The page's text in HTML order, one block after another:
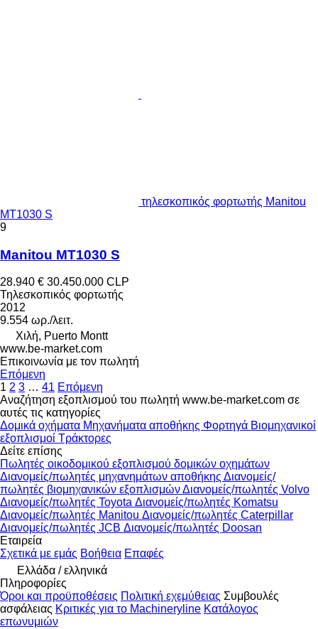
τηλεσκοπικός φορτωτής Manitou
MT1030 S
9
Manitou MT1030 S
28.940 € 30.450.000 CLP
Τηλεσκοπικός φορτωτής
2012
9.554 ωρ./λειτ.
Χιλή, Puerto Montt
www.be-market.com
Επικοινωνία με τον πωλητή
Επόμενη
1 2 3 … 41 Επόμενη
Αναζήτηση εξοπλισμού του πωλητή www.be-market.com σε
αυτές τις κατηγορίες
Δομικά οχήματα Μηχανήματα αποθήκης Φορτηγά Βιομηχανικοί
εξοπλισμοί Τράκτορες
Δείτε επίσης
Πωλητές οικοδομικού εξοπλισμού δομικών οχημάτων
Διανομείς/πωλητές μηχανημάτων αποθήκης Διανομείς/
πωλητές βιομηχανικών εξοπλισμώνΔιανομείς/πωλητές Volvo
Διανομείς/πωλητές Toyota Διανομείς/πωλητές Komatsu
Διανομείς/πωλητές Manitou Διανομείς/πωλητές Caterpillar
Διανομείς/πωλητές JCB Διανομείς/πωλητές Doosan
Εταιρεία
Σχετικά με εμάς Βοήθεια Επαφές
Ελλάδα / ελληνικά
Πληροφορίες
Όροι και προϋποθέσεις Πολιτική εχεμύθειας Συμβουλές
ασφάλειας Κριτικές για το Machineryline Κατάλογος
επωνυμιών